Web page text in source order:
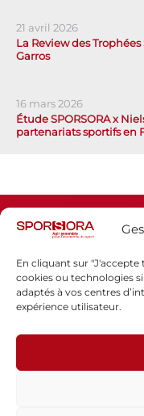
En cliquant sur "J'accepte
cookies ou technologies
adaptés à vos centres
expérience utilisateur.
21 avril 2026
La Review des
Garros
16 mars 2026
Étude SPORSORA x
partenariats sportifs en